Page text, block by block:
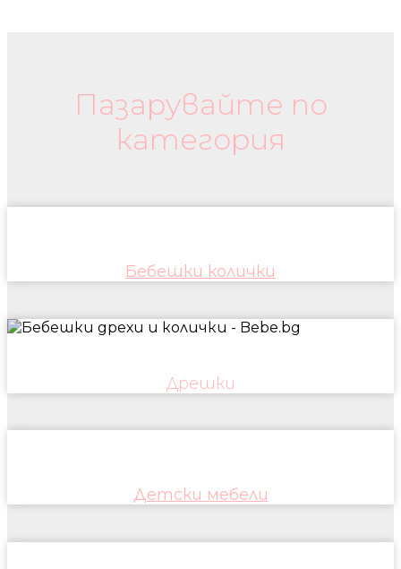
Пазарувайте по
категория
Бебешки колички
Дрешки
Детски мебели